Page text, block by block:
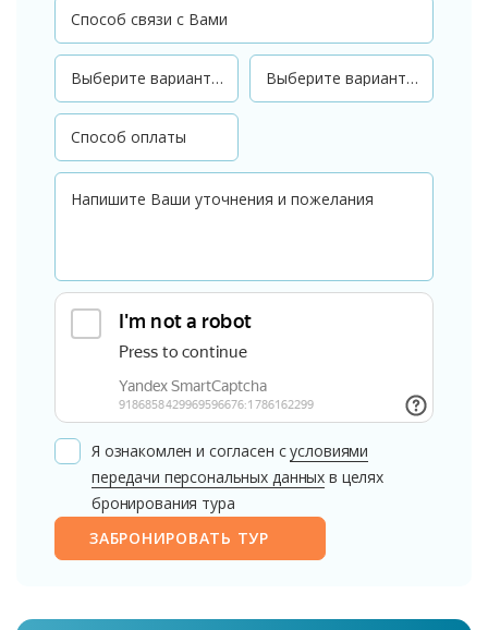
Я ознакомлен и согласен сусловиями
передачи персональных данных в целях
бронирования тура
ЗАБРОНИРОВАТЬ ТУР